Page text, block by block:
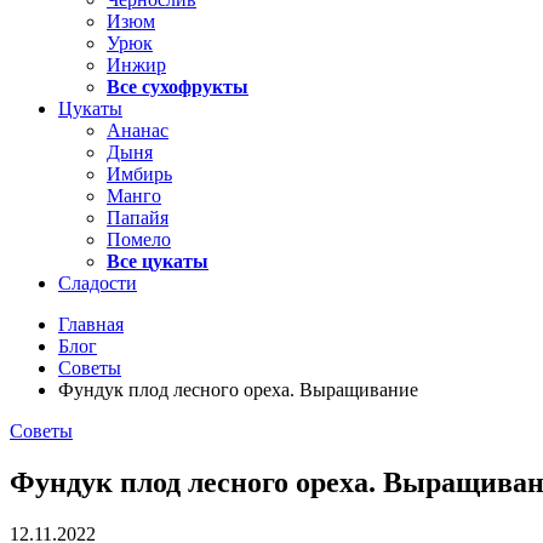
Изюм
Урюк
Инжир
Все сухофрукты
Цукаты
Ананас
Дыня
Имбирь
Манго
Папайя
Помело
Все цукаты
Сладости
Главная
Блог
Советы
Фундук плод лесного ореха. Выращивание
Советы
Фундук плод лесного ореха.
12.11.2022